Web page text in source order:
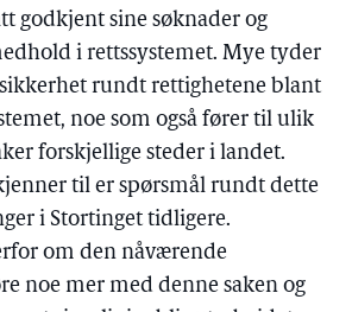
godkjent sine søknader og
i rettssystemet. Mye tyder
rundt rettighetene blant
noe som også fører til ulik
forskjellige steder i landet.
til er spørsmål rundt dette
i Stortinget tidligere.
om den nåværende
noe mer med denne saken og